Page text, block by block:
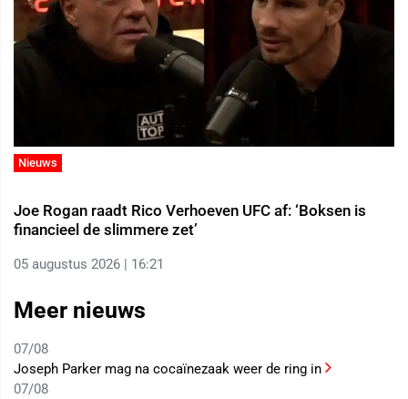
Nieuws
Joe Rogan raadt Rico Verhoeven UFC af: ‘Boksen is
financieel de slimmere zet’
05 augustus 2026 | 16:21
Meer nieuws
07/08
Joseph Parker mag na cocaïnezaak weer de ring in
07/08